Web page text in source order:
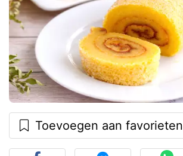
Toevoegen aan favorieten